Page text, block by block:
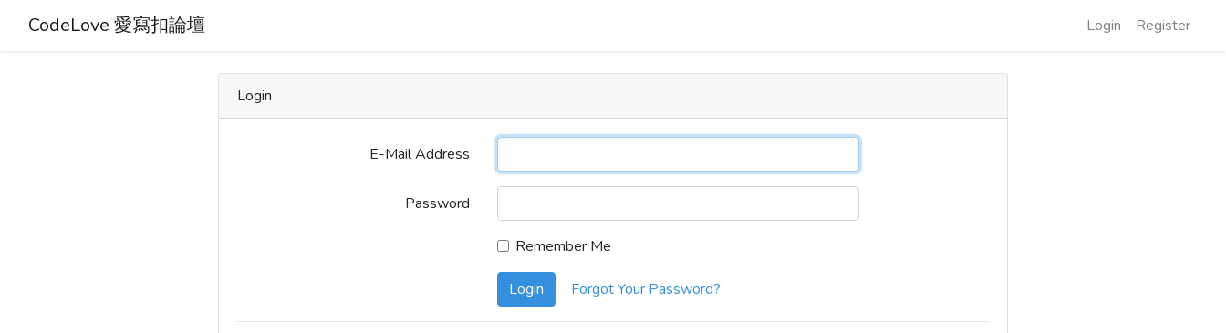
CodeLove 愛寫扣論壇 Login Register
Login
E-Mail Address
Password
Remember Me
Login Forgot Your Password?